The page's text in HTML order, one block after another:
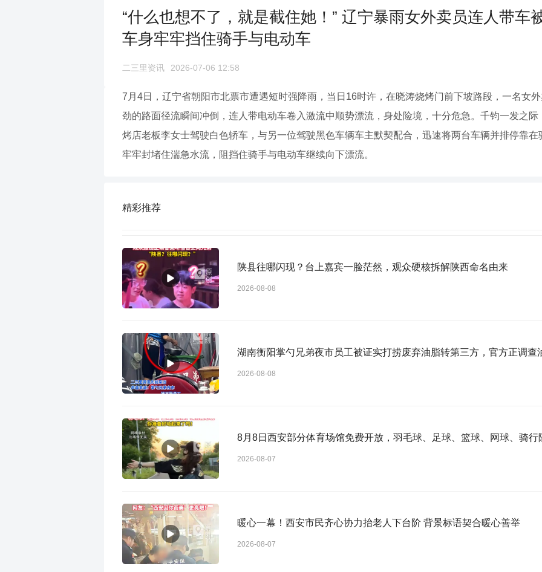
“什么也想不了，就是截住她！” 辽宁暴雨女外卖员连人带车
车身牢牢挡住骑手与电动车
二三里资讯 2026-07-06 12:58
7月4日，辽宁省朝阳市北票市遭遇短时强降雨，当日16时许，在晓涛烧烤门前下坡路段，一名女
劲的路面径流瞬间冲倒，连人带电动车卷入激流中顺势漂流，身处险境，十分危急。千钧一发之
烤店老板李女士驾驶白色轿车，与另一位驾驶黑色车辆车主默契配合，迅速将两台车辆并排停靠
牢牢封堵住湍急水流，阻挡住骑手与电动车继续向下漂流。
精彩推荐
陕县往哪闪现？台上嘉宾一脸茫然，观众硬核拆解陕西命名由来
2026-08-08
湖南衡阳掌勺兄弟夜市员工被证实打捞废弃油脂转第三方，官方正调查
2026-08-08
8月8日西安部分体育场馆免费开放，羽毛球、足球、篮球、网球、骑行
2026-08-07
暖心一幕！西安市民齐心协力抬老人下台阶 背景标语契合暖心善举
2026-08-07